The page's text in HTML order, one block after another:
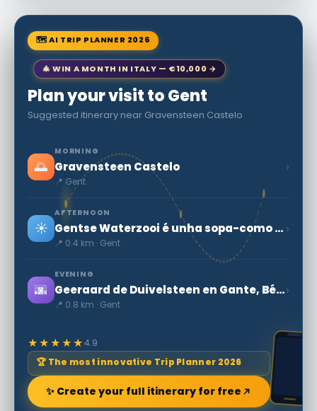
🗺 AI TRIP PLANNER 2026
🎄 WIN A MONTH IN ITALY — €10,000 →
Plan your visit to Gent
Suggested itinerary near Gravensteen Castelo
🌅
MORNING
Gravensteen Castelo
📍 Gent
›
☀️
AFTERNOON
Gentse Waterzooi é unha sopa-como guisado
📍 0.4 km · Gent
›
🌆
EVENING
Geeraard de Duivelsteen en Gante, Bélgica
📍 0.8 km · Gent
›
★★★★★4.9
🏆 The most innovative Trip Planner 2026
✨ Create your full itinerary for free